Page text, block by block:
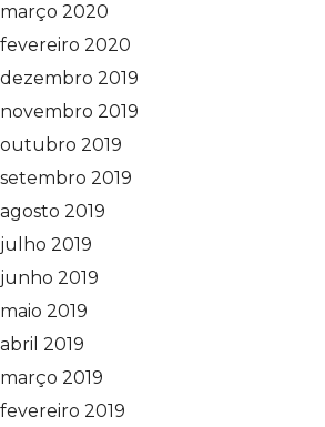
março 2020
fevereiro 2020
dezembro 2019
novembro 2019
outubro 2019
setembro 2019
agosto 2019
julho 2019
junho 2019
maio 2019
abril 2019
março 2019
fevereiro 2019